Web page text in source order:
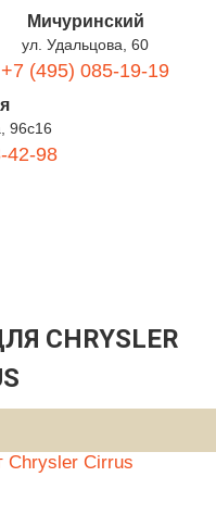
Мичуринский
ул. Удальцова, 60
+7 (495) 085-19-19
96с16
42-98
CHRYSLER
Chrysler Cirrus